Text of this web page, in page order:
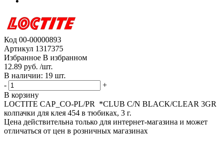
Код 00-00000893
Артикул 1317375
Избранное В избранном
12.89 руб. /шт.
В наличии: 19 шт.
-
+
В корзину
LOCTITE CAP_CO-PL/PR *CLUB C/N BLACK/CLEAR 3GR
колпачки для клея 454 в тюбиках, 3 г.
Цена действительна только для интернет-магазина и может
отличаться от цен в розничных магазинах